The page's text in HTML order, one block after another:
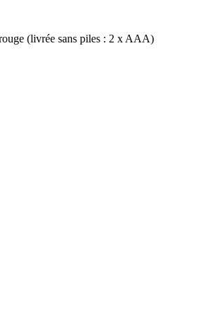
(livrée sans piles : 2 x AAA)